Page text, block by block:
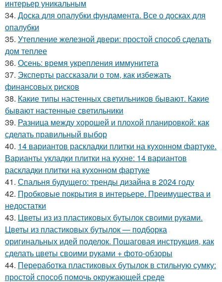
интерьер уникальным
34. Доска для опалубки фундамента. Все о досках для
опалубки
35. Утепление железной двери: простой способ сделать
дом теплее
36. Осень: время укрепления иммунитета
37. Эксперты рассказали о том, как избежать
финансовых рисков
38. Какие типы настенных светильников бывают. Какие
бывают настенные светильники
39. Разница между хорошей и плохой планировкой: как
сделать правильный выбор
40. 14 вариантов раскладки плитки на кухонном фартуке.
Варианты укладки плитки на кухне: 14 вариантов
раскладки плитки на кухонном фартуке
41. Спальня будущего: тренды дизайна в 2024 году
42. Пробковые покрытия в интерьере. Преимущества и
недостатки
43. Цветы из из пластиковых бутылок своими руками.
Цветы из пластиковых бутылок — подборка
оригинальных идей поделок. Пошаговая инструкция, как
сделать цветы своими руками + фото-обзоры
44. Переработка пластиковых бутылок в стильную сумку:
простой способ помочь окружающей среде